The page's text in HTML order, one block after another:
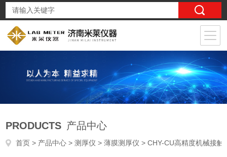
PRODUCTS 产品中心
首页 > 产品中心 >测厚仪 >薄膜测厚仪 > CHY-CU高精度机械接触式测厚仪